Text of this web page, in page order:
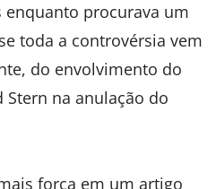
enquanto procurava um
toda a controvérsia vem
do envolvimento do
na anulação do
força em um artigo